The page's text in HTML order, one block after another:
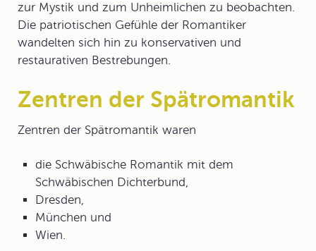
zur Mystik und zum Unheimlichen zu beobachten.
Die patriotischen Gefühle der Romantiker
wandelten sich hin zu konservativen und
restaurativen Bestrebungen.
Zentren der Spätromantik
Zentren der Spätromantik waren
die Schwäbische Romantik mit dem
Schwäbischen Dichterbund,
Dresden,
München und
Wien.